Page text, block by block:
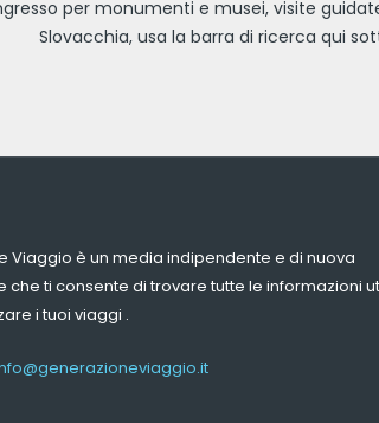
per monumenti e musei, visite
Slovacchia, usa la barra di ricerca qui
Viaggio è un media indipendente e di nuova
che ti consente di trovare tutte le informazioni
i tuoi viaggi .